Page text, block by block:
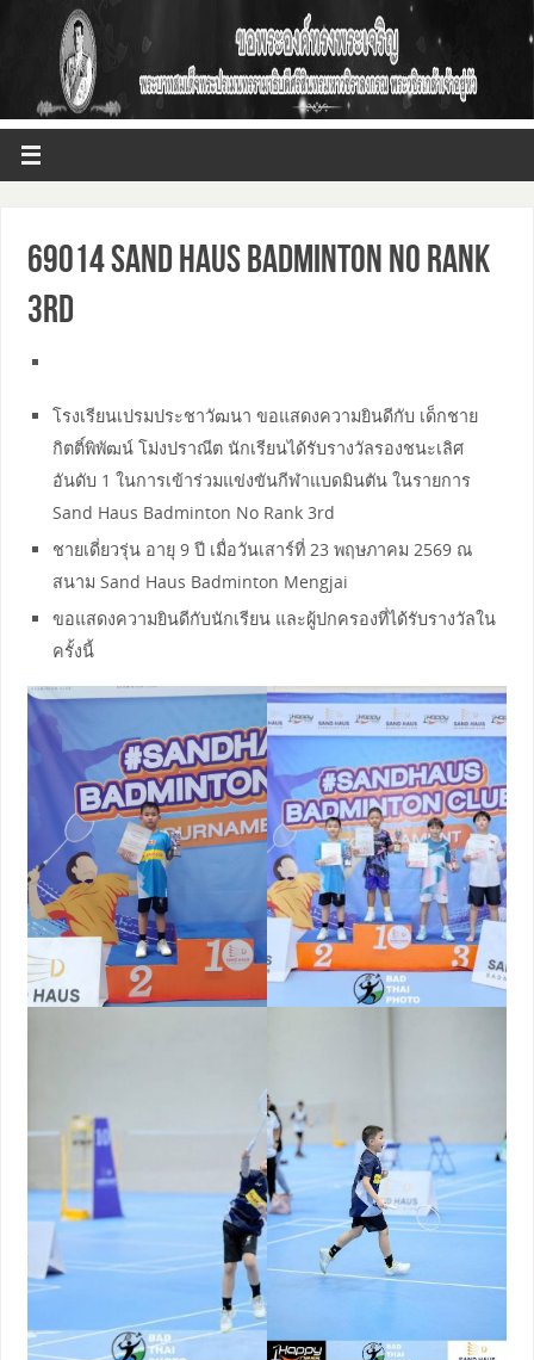
69014 Sand Haus Badminton No Rank
3rd
โรงเรียนเปรมประชาวัฒนา ขอแสดงความยินดีกับ เด็กชาย
กิตติ์พิพัฒน์ โม่งปราณีต นักเรียนได้รับรางวัลรองชนะเลิศ
อันดับ 1 ในการเข้าร่วมแข่งขันกีฬาแบดมินตัน ในรายการ
Sand Haus Badminton No Rank 3rd
ชายเดี่ยวรุ่น อายุ 9 ปี เมื่อวันเสาร์ที่ 23 พฤษภาคม 2569 ณ
สนาม Sand Haus Badminton Mengjai
ขอแสดงความยินดีกับนักเรียน และผู้ปกครองที่ได้รับรางวัลใน
ครั้งนี้